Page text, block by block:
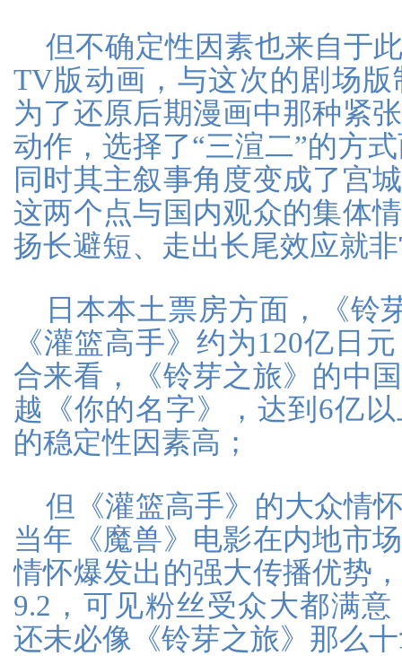
但不确定性因素也来自于
TV版动画，与这次的剧场
为了还原后期漫画中那种紧
动作，选择了“三渲二”的方
同时其主叙事角度变成了宫
这两个点与国内观众的集体
扬长避短、走出长尾效应就
日本本土票房方面，《铃
《灌篮高手》约为120亿日
合来看，《铃芽之旅》的中
越《你的名字》，达到6亿
的稳定性因素高；
但《灌篮高手》的大众情
当年《魔兽》电影在内地市
情怀爆发出的强大传播优势
9.2，可见粉丝受众大都满
还未必像《铃芽之旅》那么